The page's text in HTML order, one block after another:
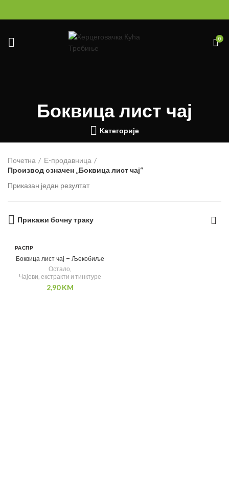
0
Боквица лист чај
Категорије
Почетна
Е-продавница
Производ oзначен „Боквица лист чај“
Приказан један резултат
Прикажи бочну траку
РАСПР
О
Боквица лист чај – Љекобиље
Остало,
Чајеви, екстракти и тинктуре
2,90KM